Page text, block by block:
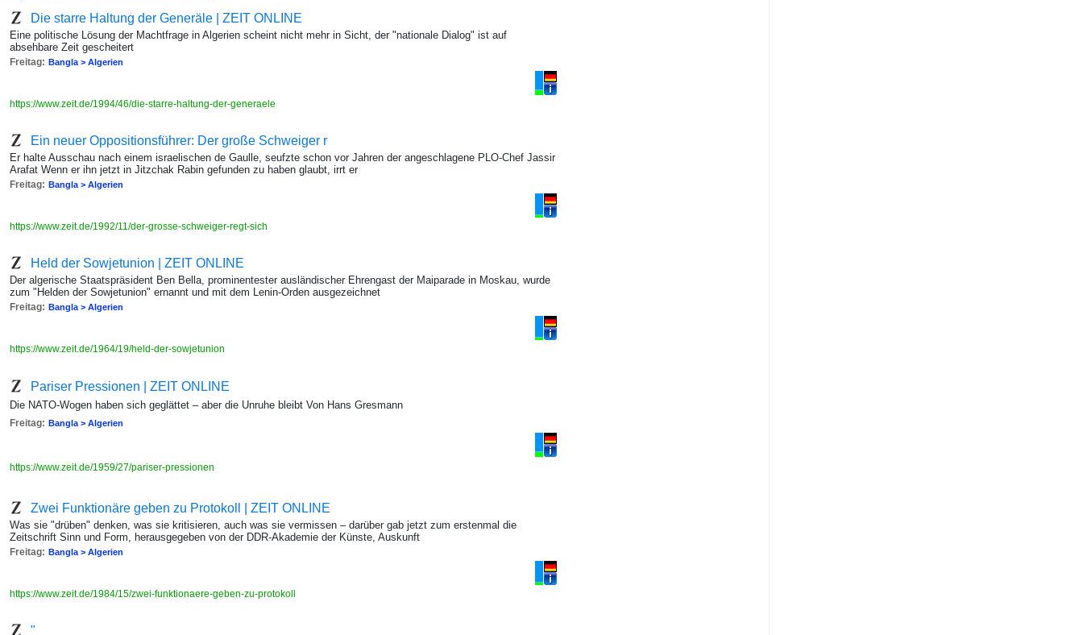
Die starre Haltung der Generäle | ZEIT ONLINE
Eine politische Lösung der Machtfrage in Algerien scheint nicht mehr in Sicht, der "nationale Dialog" ist auf
absehbare Zeit gescheitert
Freitag: Bangla > Algerien
https://www.zeit.de/1994/46/die-starre-haltung-der-generaele
Ein neuer Oppositionsführer: Der große Schweiger r
Er halte Ausschau nach einem israelischen de Gaulle, seufzte schon vor Jahren der angeschlagene PLO-Chef Jassir
Arafat Wenn er ihn jetzt in Jitzchak Rabin gefunden zu haben glaubt, irrt er
Freitag: Bangla > Algerien
https://www.zeit.de/1992/11/der-grosse-schweiger-regt-sich
Held der Sowjetunion | ZEIT ONLINE
Der algerische Staatspräsident Ben Bella, prominentester ausländischer Ehrengast der Maiparade in Moskau, wurde
zum "Helden der Sowjetunion" ernannt und mit dem Lenin-Orden ausgezeichnet
Freitag: Bangla > Algerien
https://www.zeit.de/1964/19/held-der-sowjetunion
Pariser Pressionen | ZEIT ONLINE
Die NATO-Wogen haben sich geglättet – aber die Unruhe bleibt Von Hans Gresmann
Freitag: Bangla > Algerien
https://www.zeit.de/1959/27/pariser-pressionen
Zwei Funktionäre geben zu Protokoll | ZEIT ONLINE
Was sie "drüben" denken, was sie kritisieren, auch was sie vermissen – darüber gab jetzt zum erstenmal die
Zeitschrift Sinn und Form, herausgegeben von der DDR-Akademie der Künste, Auskunft
Freitag: Bangla > Algerien
https://www.zeit.de/1984/15/zwei-funktionaere-geben-zu-protokoll
"